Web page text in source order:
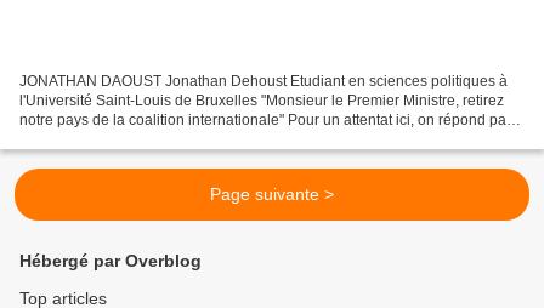
JONATHAN DAOUST Jonathan Dehoust Etudiant en sciences politiques à
l'Université Saint-Louis de Bruxelles "Monsieur le Premier Ministre, retirez
notre pays de la coalition internationale" Pour un attentat ici, on répond par
Page suivante >
Hébergé par Overblog
Top articles